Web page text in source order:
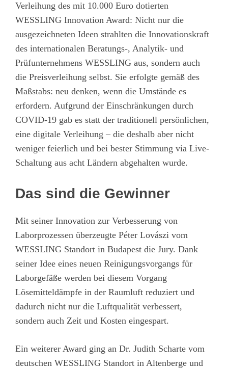
Verleihung des mit 10.000 Euro dotierten
WESSLING Innovation Award: Nicht nur die
ausgezeichneten Ideen strahlten die Innovationskraft
des internationalen Beratungs-, Analytik- und
Prüfunternehmens WESSLING aus, sondern auch
die Preisverleihung selbst. Sie erfolgte gemäß des
Maßstabs: neu denken, wenn die Umstände es
erfordern. Aufgrund der Einschränkungen durch
COVID-19 gab es statt der traditionell persönlichen,
eine digitale Verleihung – die deshalb aber nicht
weniger feierlich und bei bester Stimmung via Live-
Schaltung aus acht Ländern abgehalten wurde.
Das sind die Gewinner
Mit seiner Innovation zur Verbesserung von
Laborprozessen überzeugte Péter Lovászi vom
WESSLING Standort in Budapest die Jury. Dank
seiner Idee eines neuen Reinigungsvorgangs für
Laborgefäße werden bei diesem Vorgang
Lösemitteldämpfe in der Raumluft reduziert und
dadurch nicht nur die Luftqualität verbessert,
sondern auch Zeit und Kosten eingespart.
Ein weiterer Award ging an Dr. Judith Scharte vom
deutschen WESSLING Standort in Altenberge und